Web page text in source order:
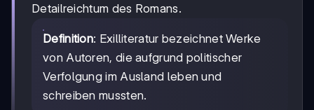
Detailreichtum des Romans.
Definition: Exilliteratur bezeichnet Werke
von Autoren, die aufgrund politischer
Verfolgung im Ausland leben und
schreiben mussten.